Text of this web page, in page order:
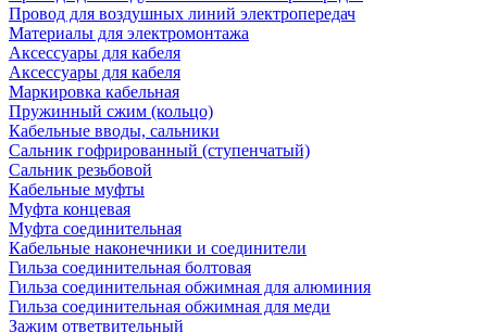
Провод для воздушных линий электропередач
Материалы для электромонтажа
Аксессуары для кабеля
Аксессуары для кабеля
Маркировка кабельная
Пружинный сжим (кольцо)
Кабельные вводы, сальники
Сальник гофрированный (ступенчатый)
Сальник резьбовой
Кабельные муфты
Муфта концевая
Муфта соединительная
Кабельные наконечники и соединители
Гильза соединительная болтовая
Гильза соединительная обжимная для алюминия
Гильза соединительная обжимная для меди
Зажим ответвительный